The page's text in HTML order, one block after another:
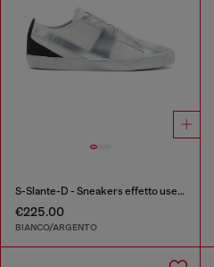
S-Slante-D - Sneakers effetto used in pelle e scamosciato
€225.00
BIANCO/ARGENTO